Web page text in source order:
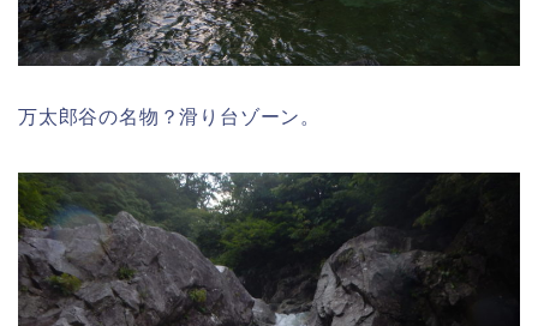
万太郎谷の名物？滑り台ゾーン。